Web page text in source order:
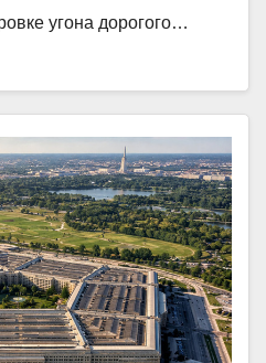
угона дорогого…